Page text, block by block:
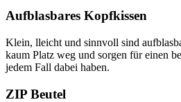
Aufblasbares Kopfkissen
Klein, lleicht und sinnvoll sind
kaum Platz weg und sorgen für einen
jedem Fall dabei haben.
ZIP Beutel